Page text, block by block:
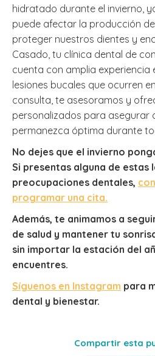
hidratado durante el invierno,
puede afectar la producción
proteger nuestros dientes y
Casado, tu clínica dental de
cuenta con amplia experiencia
lesiones bucales que ocurren
consulta, te asesoramos y
personalizados para asegurar
permanezca óptima durante
No dejes que el invierno
Si presentas alguna de estas
preocupaciones dentales,
programar una cita.
Además, te animamos a
de salud y mantener tu
sin importar la estación del
encuentres.
Síguenos en Instagram para
dental y bienestar.
Compartir esta